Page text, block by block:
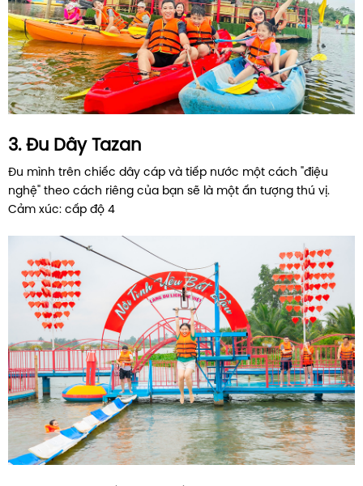
3. Đu Dây Tazan
Đu mình trên chiếc dây cáp và tiếp nước một cách "điệu
nghệ" theo cách riêng của bạn sẽ là một ấn tượng thú vị.
Cảm xúc: cấp độ 4